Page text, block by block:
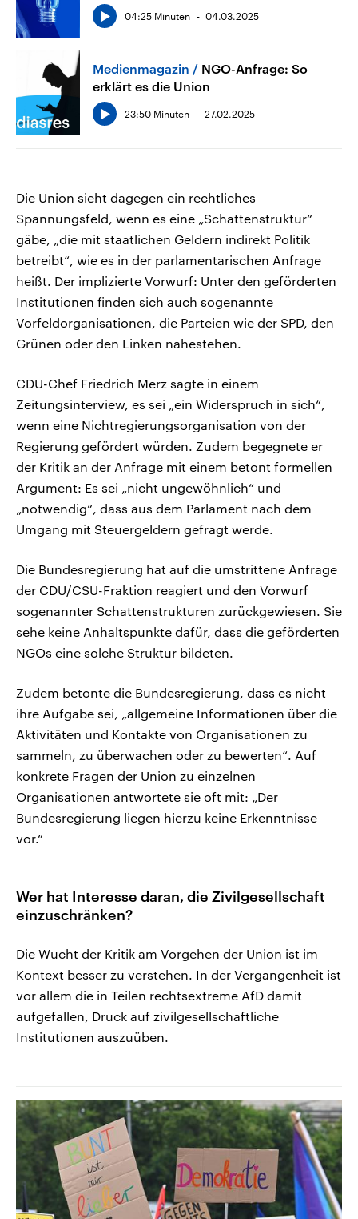
04:25 Minuten 04.03.2025
Medienmagazin
NGO-Anfrage: So
erklärt es die Union
23:50 Minuten 27.02.2025
Die Union sieht dagegen ein rechtliches
Spannungsfeld, wenn es eine „Schattenstruktur“
gäbe, „die mit staatlichen Geldern indirekt Politik
betreibt“, wie es in der parlamentarischen Anfrage
heißt. Der implizierte Vorwurf: Unter den geförderten
Institutionen finden sich auch sogenannte
Vorfeldorganisationen, die Parteien wie der SPD, den
Grünen oder den Linken nahestehen.
CDU-Chef Friedrich Merz sagte in einem
Zeitungsinterview, es sei „ein Widerspruch in sich“,
wenn eine Nichtregierungsorganisation von der
Regierung gefördert würden. Zudem begegnete er
der Kritik an der Anfrage mit einem betont formellen
Argument: Es sei „nicht ungewöhnlich“ und
„notwendig“, dass aus dem Parlament nach dem
Umgang mit Steuergeldern gefragt werde.
Die Bundesregierung hat auf die umstrittene Anfrage
der CDU/CSU-Fraktion reagiert und den Vorwurf
sogenannter Schattenstrukturen zurückgewiesen. Sie
sehe keine Anhaltspunkte dafür, dass die geförderten
NGOs eine solche Struktur bildeten.
Zudem betonte die Bundesregierung, dass es nicht
ihre Aufgabe sei, „allgemeine Informationen über die
Aktivitäten und Kontakte von Organisationen zu
sammeln, zu überwachen oder zu bewerten“. Auf
konkrete Fragen der Union zu einzelnen
Organisationen antwortete sie oft mit: „Der
Bundesregierung liegen hierzu keine Erkenntnisse
vor.“
Wer hat Interesse daran, die Zivilgesellschaft
einzuschränken?
Die Wucht der Kritik am Vorgehen der Union ist im
Kontext besser zu verstehen. In der Vergangenheit ist
vor allem die in Teilen rechtsextreme AfD damit
aufgefallen, Druck auf zivilgesellschaftliche
Institutionen auszuüben.